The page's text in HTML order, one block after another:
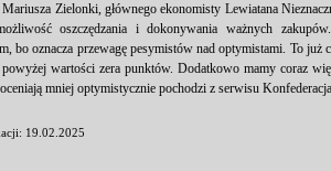
Zielonki, głównego ekonomisty Lewiatana
oszczędzania i dokonywania ważnych
bo oznacza przewagę pesymistów nad optymistami. To
wartości zera punktów. Dodatkowo mamy coraz
mniej optymistycznie pochodzi z serwisu
19.02.2025